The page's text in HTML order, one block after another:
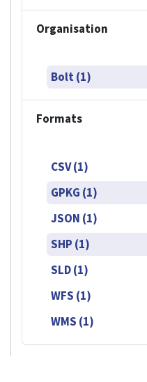
Organisation
Bolt (1)
Formats
CSV (1)
GPKG (1)
JSON (1)
SHP (1)
SLD (1)
WFS (1)
WMS (1)